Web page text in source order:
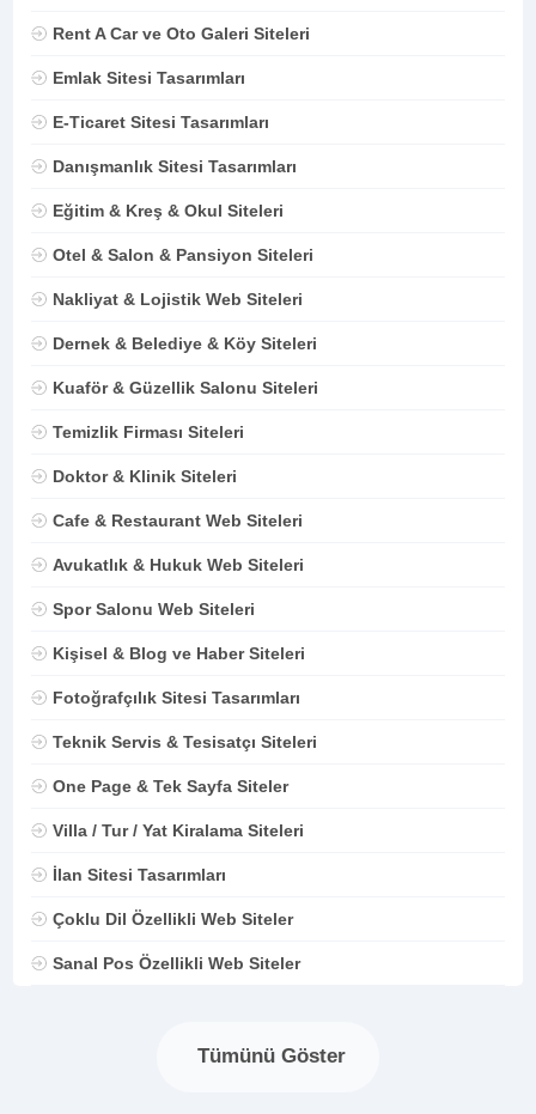
Rent A Car ve Oto Galeri Siteleri
Emlak Sitesi Tasarımları
E-Ticaret Sitesi Tasarımları
Danışmanlık Sitesi Tasarımları
Eğitim & Kreş & Okul Siteleri
Otel & Salon & Pansiyon Siteleri
Nakliyat & Lojistik Web Siteleri
Dernek & Belediye & Köy Siteleri
Kuaför & Güzellik Salonu Siteleri
Temizlik Firması Siteleri
Doktor & Klinik Siteleri
Cafe & Restaurant Web Siteleri
Avukatlık & Hukuk Web Siteleri
Spor Salonu Web Siteleri
Kişisel & Blog ve Haber Siteleri
Fotoğrafçılık Sitesi Tasarımları
Teknik Servis & Tesisatçı Siteleri
One Page & Tek Sayfa Siteler
Villa / Tur / Yat Kiralama Siteleri
İlan Sitesi Tasarımları
Çoklu Dil Özellikli Web Siteler
Sanal Pos Özellikli Web Siteler
Tümünü Göster